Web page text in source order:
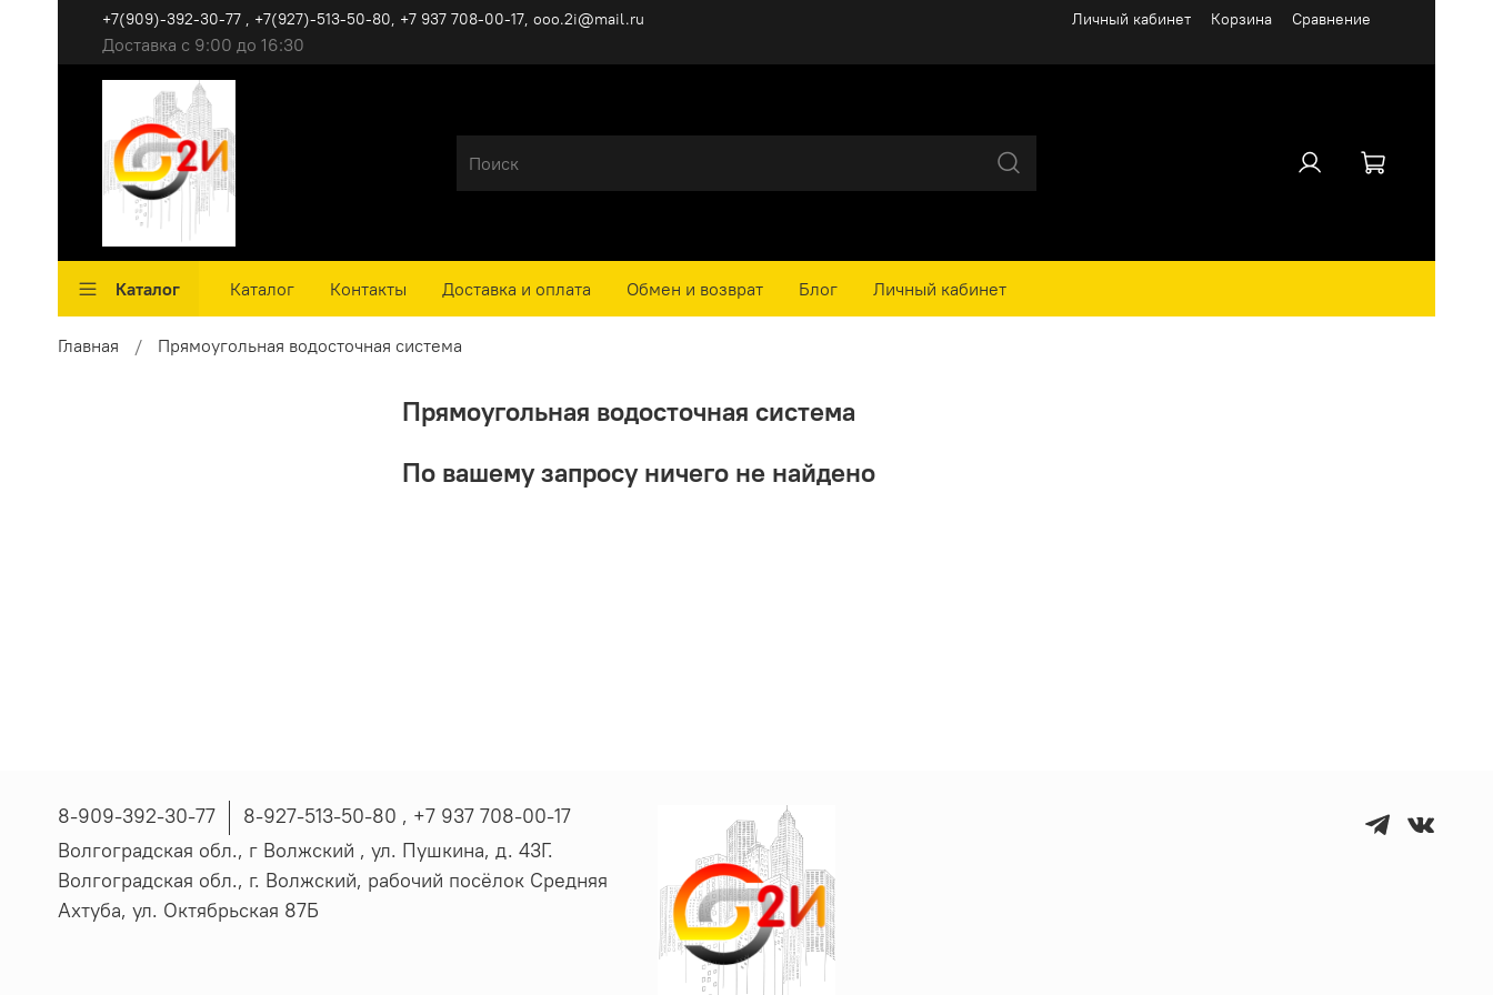
Личный кабинет Корзина Сравнение
Доставка с 9:00 до 16:30
+7(909)-392-30-77 , +7(927)-513-50-80, ‪+7 937 708-00-17, ooo.2i@mail.ru
Каталог Каталог Контакты Доставка и оплата Обмен и возврат Блог Личный кабинет
Главная Прямоугольная водосточная система
Прямоугольная водосточная система
По вашему запросу ничего не найдено
8-909-392-30-77
8-927-513-50-80 , ‪+7 937 708-00-17
Волгоградская обл., г Волжский , ул. Пушкина, д. 43Г.
Волгоградская обл., г. Волжский, рабочий посёлок Средняя
Ахтуба, ул. Октябрьская 87Б